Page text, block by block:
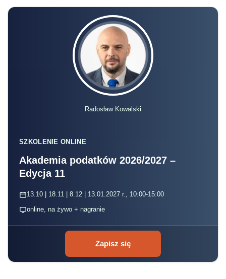
Radosław Kowalski
SZKOLENIE ONLINE
Akademia podatków 2026/2027 –
Edycja 11
13.10 | 18.11 | 8.12 | 13.01.2027 r., 10:00-15:00
online, na żywo + nagranie
Zapisz się